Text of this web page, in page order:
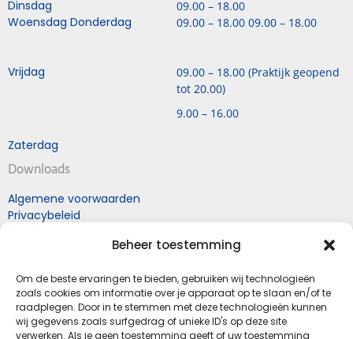
Beheer toestemming
Om de beste ervaringen te bieden, gebruiken wij technologieën
zoals cookies om informatie over je apparaat op te slaan en/of te
raadplegen. Door in te stemmen met deze technologieën kunnen
wij gegevens zoals surfgedrag of unieke ID's op deze site
verwerken. Als je geen toestemming geeft of uw toestemming
Dinsdag
Woensdag Donderdag
09.00 – 18.00
09.00 – 18.00 09.00 – 18.00
Vrijdag
Zaterdag
09.00 – 18.00 (Praktijk geopend
tot 20.00)
9.00 – 16.00
Downloads
Algemene voorwaarden
Privacybeleid
Schoenhandel en Podologiepraktijk Mol
Kapelstraat 11